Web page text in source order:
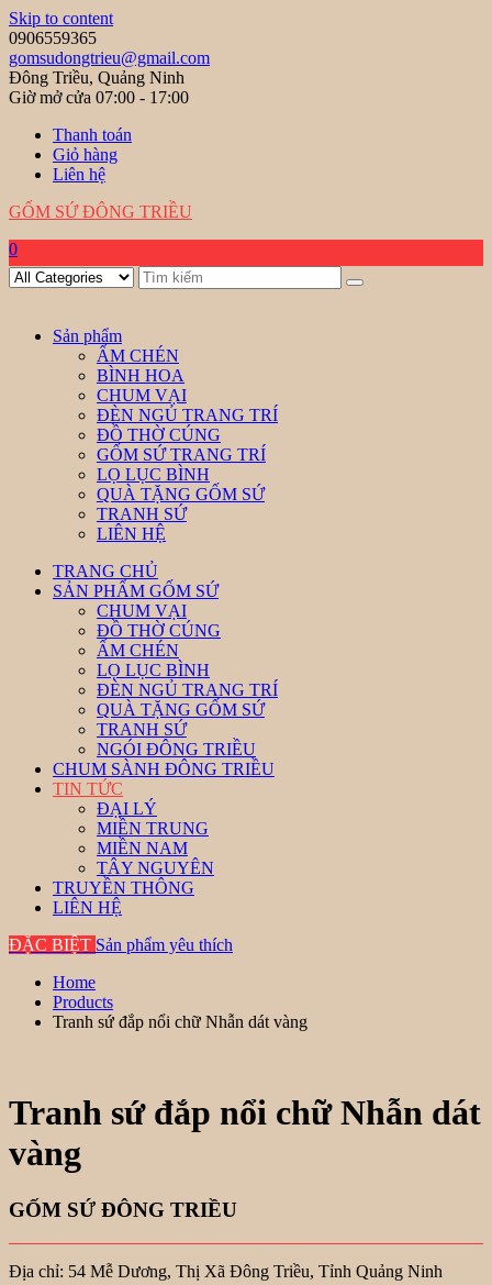
Skip to content
0906559365
gomsudongtrieu@gmail.com
Đông Triều, Quảng Ninh
Giờ mở cửa 07:00 - 17:00
Thanh toán
Giỏ hàng
Liên hệ
GỐM SỨ ĐÔNG TRIỀU
0
Sản phẩm
ẤM CHÉN
BÌNH HOA
CHUM VẠI
ĐÈN NGỦ TRANG TRÍ
ĐỒ THỜ CÚNG
GỐM SỨ TRANG TRÍ
LỌ LỤC BÌNH
QUÀ TẶNG GỐM SỨ
TRANH SỨ
LIÊN HỆ
TRANG CHỦ
SẢN PHẨM GỐM SỨ
CHUM VẠI
ĐỒ THỜ CÚNG
ẤM CHÉN
LỌ LỤC BÌNH
ĐÈN NGỦ TRANG TRÍ
QUÀ TẶNG GỐM SỨ
TRANH SỨ
NGÓI ĐÔNG TRIỀU
CHUM SÀNH ĐÔNG TRIỀU
TIN TỨC
ĐẠI LÝ
MIỀN TRUNG
MIỀN NAM
TÂY NGUYÊN
TRUYỀN THÔNG
LIÊN HỆ
ĐẶC BIỆT Sản phẩm yêu thích
Home
Products
Tranh sứ đắp nổi chữ Nhẫn dát vàng
Tranh sứ đắp nổi chữ Nhẫn dát
vàng
GỐM SỨ ĐÔNG TRIỀU
Địa chỉ: 54 Mễ Dương, Thị Xã Đông Triều, Tỉnh Quảng Ninh